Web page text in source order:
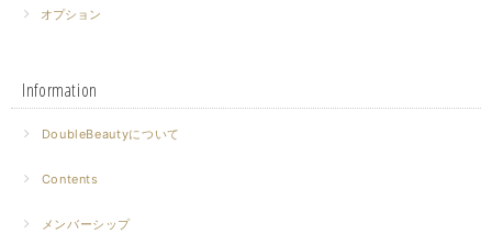
オプション
Information
DoubleBeautyについて
Contents
メンバーシップ